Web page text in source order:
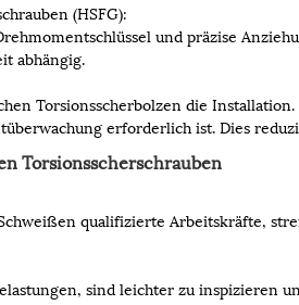
(HSFG):
und präzise
abhängig.
Torsionsscherbolzen die
erforderlich ist. Dies
Torsionsscherschrauben
qualifizierte Arbeitskräfte,
sind leichter zu inspizieren